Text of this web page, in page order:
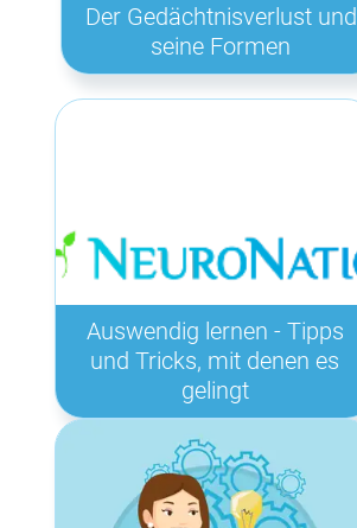
Der Gedächtnisverlust und
seine Formen
Auswendig lernen - Tipps
und Tricks, mit denen es
gelingt